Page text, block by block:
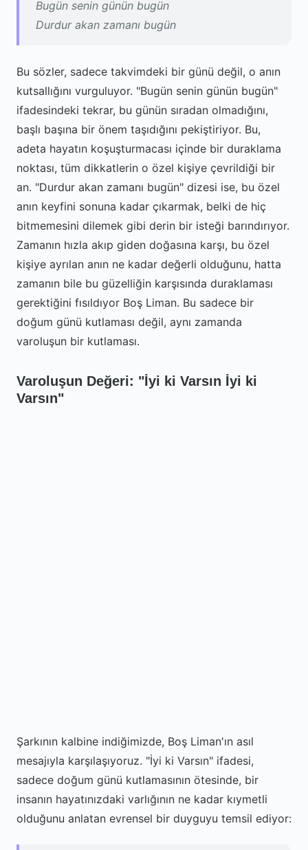
Bugün senin günün bugün
Durdur akan zamanı bugün
Bu sözler, sadece takvimdeki bir günü değil, o anın
kutsallığını vurguluyor. "Bugün senin günün bugün"
ifadesindeki tekrar, bu günün sıradan olmadığını,
başlı başına bir önem taşıdığını pekiştiriyor. Bu,
adeta hayatın koşuşturmacası içinde bir duraklama
noktası, tüm dikkatlerin o özel kişiye çevrildiği bir
an. "Durdur akan zamanı bugün" dizesi ise, bu özel
anın keyfini sonuna kadar çıkarmak, belki de hiç
bitmemesini dilemek gibi derin bir isteği barındırıyor.
Zamanın hızla akıp giden doğasına karşı, bu özel
kişiye ayrılan anın ne kadar değerli olduğunu, hatta
zamanın bile bu güzelliğin karşısında duraklaması
gerektiğini fısıldıyor Boş Liman. Bu sadece bir
doğum günü kutlaması değil, aynı zamanda
varoluşun bir kutlaması.
Varoluşun Değeri: "İyi ki Varsın İyi ki
Varsın"
Şarkının kalbine indiğimizde, Boş Liman'ın asıl
mesajıyla karşılaşıyoruz. "İyi ki Varsın" ifadesi,
sadece doğum günü kutlamasının ötesinde, bir
insanın hayatınızdaki varlığının ne kadar kıymetli
olduğunu anlatan evrensel bir duyguyu temsil ediyor: